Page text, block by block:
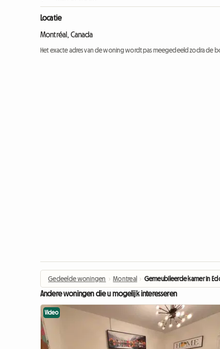
Locatie
Montréal, Canada
Het exacte adres van de woning wordt pas meegedeeld zodra de
Gedeelde woningen › Montreal › Gemeubileerde kamer in
Andere woningen die u mogelijk interesseren
Video